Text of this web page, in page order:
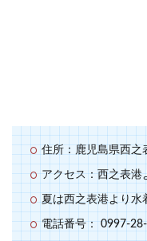
住所：鹿児島県西之
アクセス：西之表港
夏は西之表港より水
電話番号： 0997-